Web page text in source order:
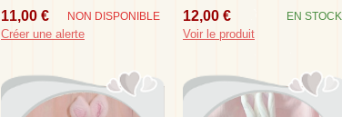
Rose Sos
11,00 € NON DISPONIBLE
Créer une alerte
12,00 € EN STOCK
Voir le produit